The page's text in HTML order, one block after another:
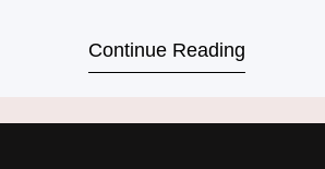
hizmetleri,
Continue Reading